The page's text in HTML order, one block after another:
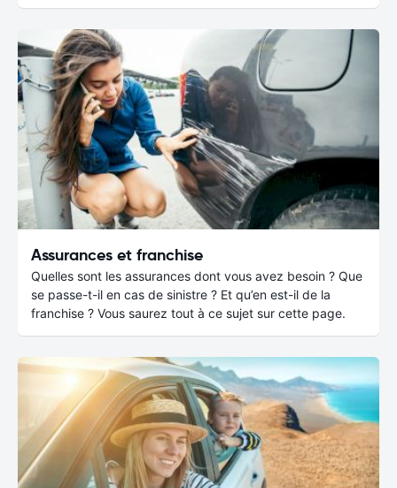
Assurances et franchise
Quelles sont les assurances dont vous avez besoin ? Que
se passe-t-il en cas de sinistre ? Et qu’en est-il de la
franchise ? Vous saurez tout à ce sujet sur cette page.